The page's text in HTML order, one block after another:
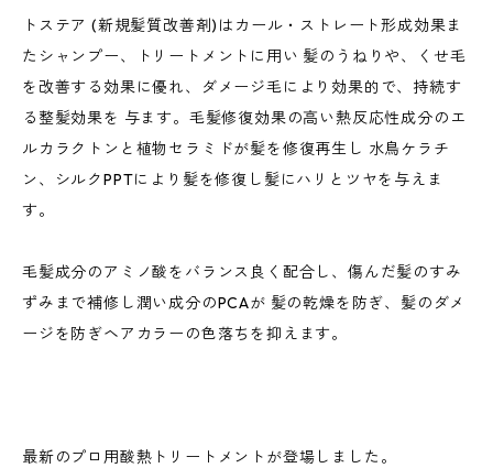
トステア (新規髪質改善剤)はカール・ストレート形成効果ま
たシャンプー、トリートメントに用い 髪のうねりや、くせ毛
を改善する効果に優れ、ダメージ毛により効果的で、持続す
る整髪効果を 与ます。毛髪修復効果の高い熱反応性成分のエ
ルカラクトンと植物セラミドが髪を修復再生し 水鳥ケラチ
ン、シルクPPTにより髪を修復し髪にハリとツヤを与えま
す。
毛髪成分のアミノ酸をバランス良く配合し、傷んだ髪のすみ
ずみまで補修し潤い成分のPCAが 髪の乾燥を防ぎ、髪のダメ
ージを防ぎヘアカラーの色落ちを抑えます。
最新のプロ用酸熱トリートメントが登場しました。